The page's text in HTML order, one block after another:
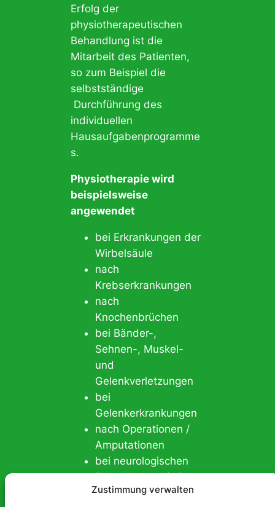
Zustimmung verwalten
Erfolg der
physiotherapeutischen
Behandlung ist die
Mitarbeit des Patienten,
so zum Beispiel die
selbstständige
Durchführung des
individuellen
Hausaufgabenprogramme
s.
Physiotherapie wird
beispielsweise
angewendet
bei Erkrankungen der
Wirbelsäule
nach
Krebserkrankungen
nach
Knochenbrüchen
bei Bänder-,
Sehnen-, Muskel-
und
Gelenkverletzungen
bei
Gelenkerkrankungen
nach Operationen /
Amputationen
bei neurologischen
Erkrankungen (z.B.
Multiple Sklerose,